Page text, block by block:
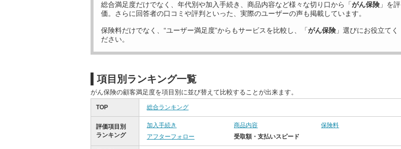
総合満足度だけでなく、年代別や加入手続き、商品内容など様々な切り口から「がん保険 」を評
価。さらに回答者の口コミや評判といった、実際のユーザーの声も掲載しています。
保険料だけでなく、“ユーザー満足度”からもサービスを比較し、「がん保険 」選びにお役立てく
ださい。
項目別ランキング一覧
がん保険の顧客満足度を項目別に並び替えて比較することが出来ます。
TOP 総合ランキング
評価項目別
ランキング
加入手続き 商品内容
保険料
アフターフォロー
受取額・支払いスピード